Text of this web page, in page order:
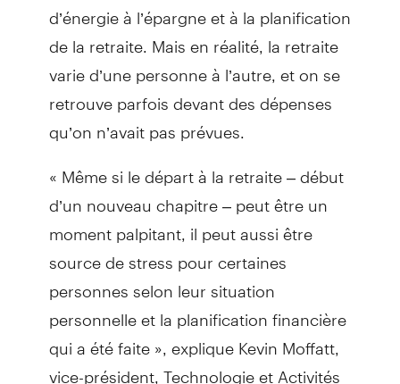
d’énergie à l’épargne et à la planification
de la retraite. Mais en réalité, la retraite
varie d’une personne à l’autre, et on se
retrouve parfois devant des dépenses
qu’on n’avait pas prévues.
« Même si le départ à la retraite – début
d’un nouveau chapitre – peut être un
moment palpitant, il peut aussi être
source de stress pour certaines
personnes selon leur situation
personnelle et la planification financière
qui a été faite », explique Kevin Moffatt,
vice-président, Technologie et Activités